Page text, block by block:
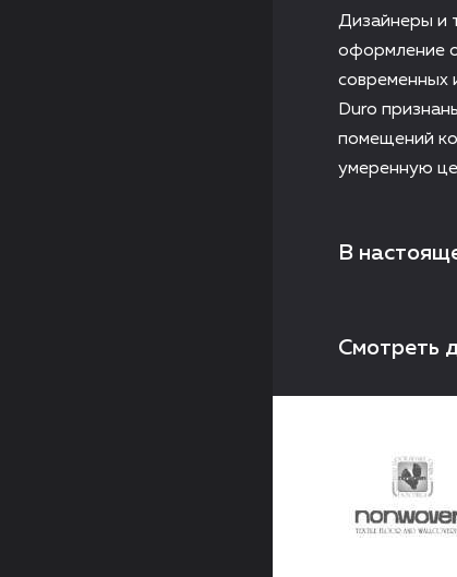
Дизайнеры и
оформление
современных
Duro
помещений
умеренную
В
Смотреть